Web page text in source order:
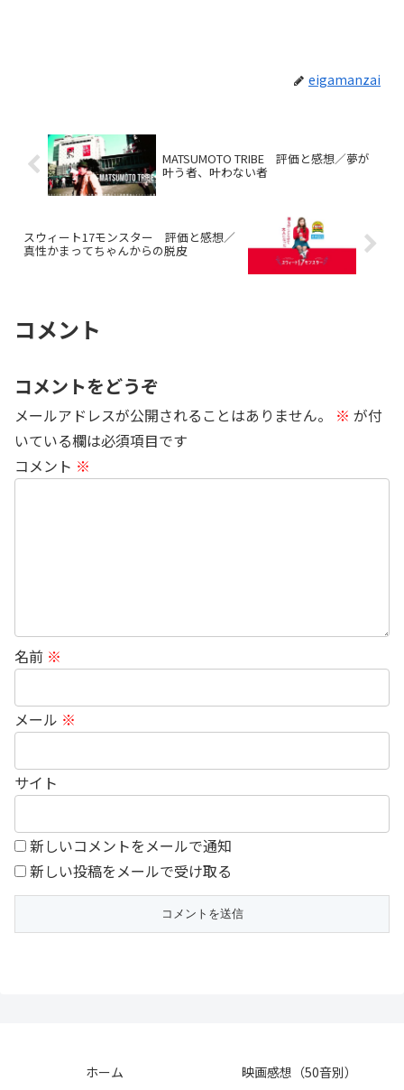
eigamanzai
MATSUMOTO TRIBE 評価と感想／夢が
叶う者、叶わない者
スウィート17モンスター 評価と感想／
真性かまってちゃんからの脱皮
コメント
コメントをどうぞ
メールアドレスが公開されることはありません。 ※ が付
いている欄は必須項目です
コメント ※
名前 ※
メール ※
サイト
新しいコメントをメールで通知
新しい投稿をメールで受け取る
ホーム
映画感想（50音別）